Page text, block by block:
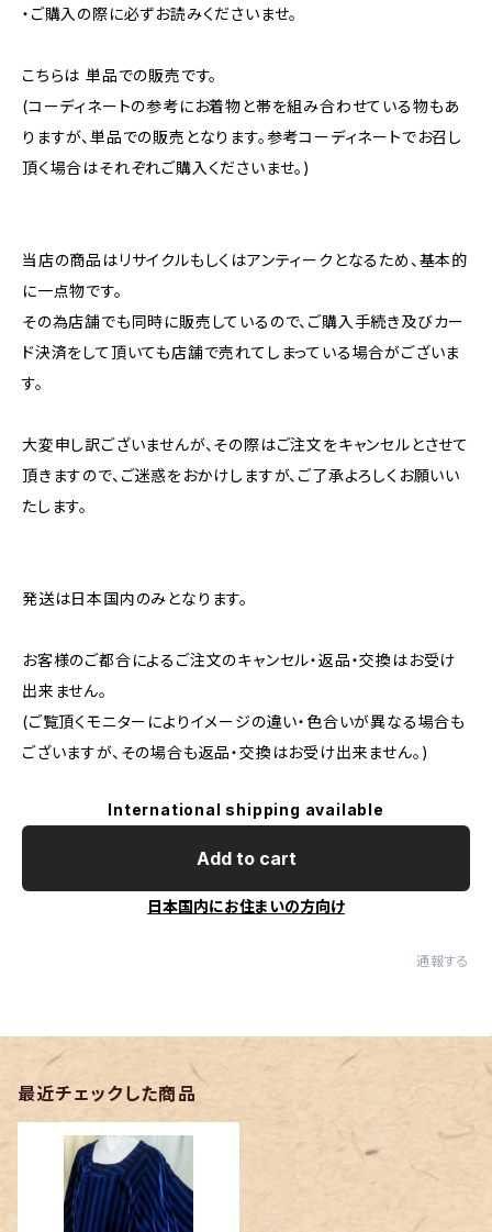
・ご購入の際に必ずお読みくださいませ。
こちらは 単品での販売です。
(コーディネートの参考にお着物と帯を組み合わせている物もあ
りますが、単品での販売となります。参考コーディネートでお召し
頂く場合はそれぞれご購入くださいませ。)
当店の商品はリサイクルもしくはアンティークとなるため、基本的
に一点物です。
その為店舗でも同時に販売しているので、ご購入手続き及びカー
ド決済をして頂いても店舗で売れてしまっている場合がございま
す。
大変申し訳ございませんが、その際はご注文をキャンセルとさせて
頂きますので、ご迷惑をおかけしますが、ご了承よろしくお願いい
たします。
発送は日本国内のみとなります。
お客様のご都合によるご注文のキャンセル・返品・交換はお受け
出来ません。
(ご覧頂くモニターによりイメージの違い・色合いが異なる場合も
ございますが、その場合も返品・交換はお受け出来ません。)
International shipping available
Add to cart
日本国内にお住まいの方向け
通報する
最近チェックした商品